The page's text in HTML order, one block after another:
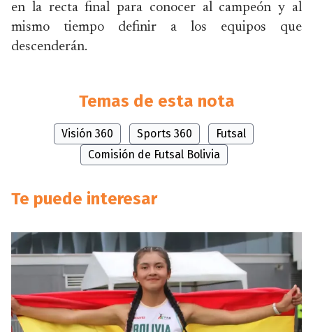
en la recta final para conocer al campeón y al
mismo tiempo definir a los equipos que
descenderán.
Temas de esta nota
Visión 360 Sports 360
Futsal
Comisión de Futsal Bolivia
Te puede interesar